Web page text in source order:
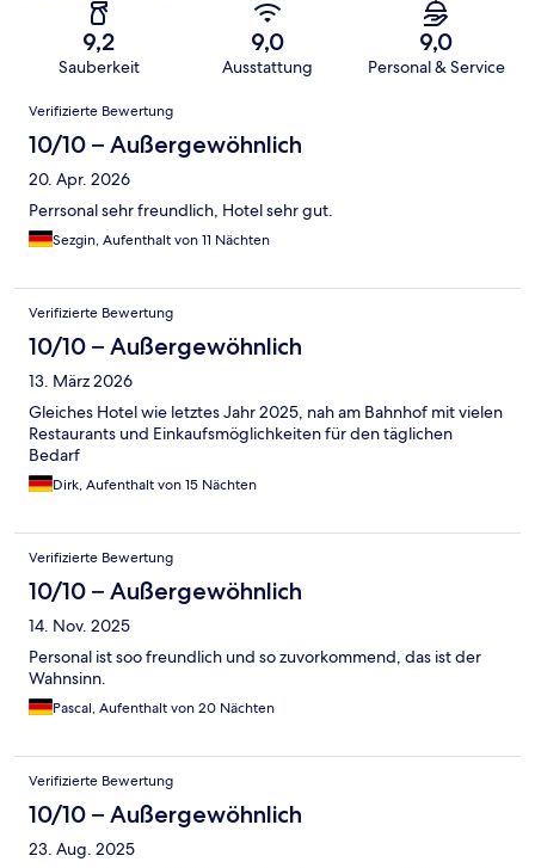
9,2
Sauberkeit
9,0
Ausstattung
9,0
Personal & Service
Bewertungen
Verifizierte Bewertung
10/10 – Außergewöhnlich
20. Apr. 2026
Perrsonal sehr freundlich, Hotel sehr gut.
Sezgin, Aufenthalt von 11 Nächten
Verifizierte Bewertung
10/10 – Außergewöhnlich
13. März 2026
Gleiches Hotel wie letztes Jahr 2025, nah am Bahnhof mit vielen
Restaurants und Einkaufsmöglichkeiten für den täglichen
Bedarf
Dirk, Aufenthalt von 15 Nächten
Verifizierte Bewertung
10/10 – Außergewöhnlich
14. Nov. 2025
Personal ist soo freundlich und so zuvorkommend, das ist der
Wahnsinn.
Pascal, Aufenthalt von 20 Nächten
Verifizierte Bewertung
10/10 – Außergewöhnlich
23. Aug. 2025